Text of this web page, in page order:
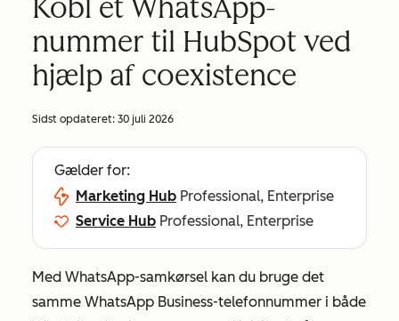
Kobl et WhatsApp-
nummer til HubSpot ved
hjælp af coexistence
Sidst opdateret: 30 juli 2026
Gælder for:
Marketing Hub Professional, Enterprise
Service Hub Professional, Enterprise
Med WhatsApp-samkørsel kan du bruge det
samme WhatsApp Business-telefonnummer i både